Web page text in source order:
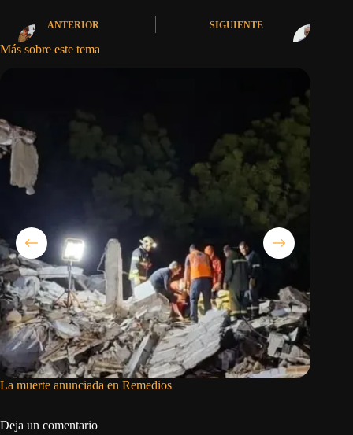
ANTERIOR SIGUIENTE
Más sobre este tema
La muerte anunciada en Remedios
Deja un comentario